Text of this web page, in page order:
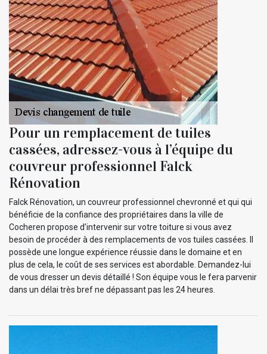
Pour un remplacement de tuiles
cassées, adressez-vous à l’équipe du
couvreur professionnel Falck
Rénovation
Falck Rénovation, un couvreur professionnel chevronné et qui qui
bénéficie de la confiance des propriétaires dans la ville de
Cocheren propose d’intervenir sur votre toiture si vous avez
besoin de procéder à des remplacements de vos tuiles cassées. Il
possède une longue expérience réussie dans le domaine et en
plus de cela, le coût de ses services est abordable. Demandez-lui
de vous dresser un devis détaillé ! Son équipe vous le fera parvenir
dans un délai très bref ne dépassant pas les 24 heures.